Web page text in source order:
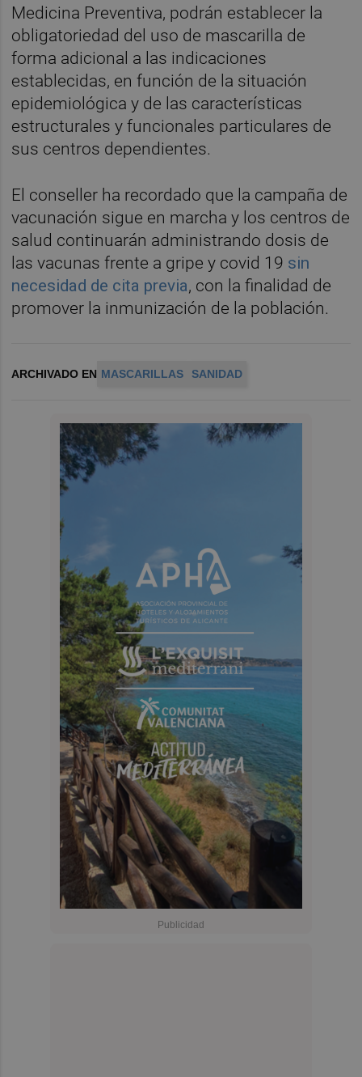
Medicina Preventiva, podrán establecer la
obligatoriedad del uso de mascarilla de
forma adicional a las indicaciones
establecidas, en función de la situación
epidemiológica y de las características
estructurales y funcionales particulares de
sus centros dependientes.
El conseller ha recordado que la campaña de
vacunación sigue en marcha y los centros de
salud continuarán administrando dosis de
las vacunas frente a gripe y covid 19 sin
necesidad de cita previa, con la finalidad de
promover la inmunización de la población.
ARCHIVADO EN MASCARILLAS SANIDAD